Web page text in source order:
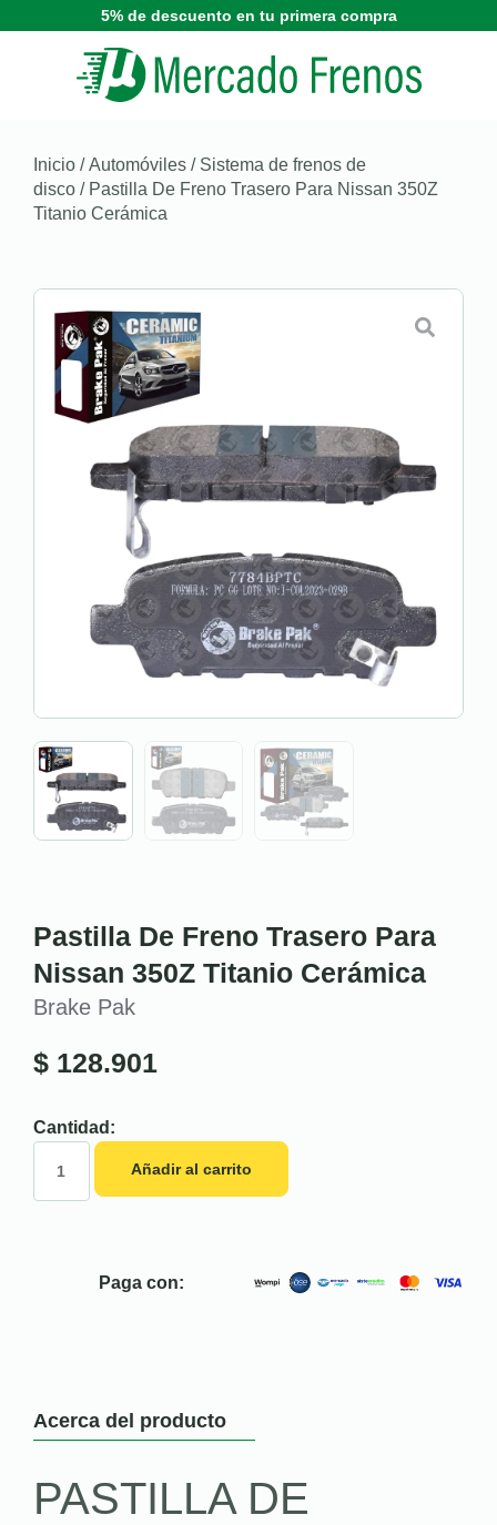
5% de descuento en tu primera compra
Inicio /Automóviles / Sistema de frenos de
disco / Pastilla De Freno Trasero Para Nissan 350Z
Titanio Cerámica
Pastilla De Freno Trasero Para
Nissan 350Z Titanio Cerámica
Brake Pak
$ 128.901
Cantidad:
Añadir al carrito
Paga con:
Acerca del producto
PASTILLA DE